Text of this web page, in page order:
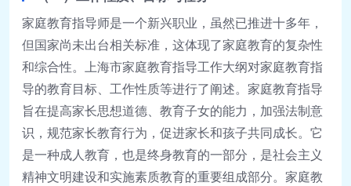
家庭教育指导师是一个新兴职业，虽然已推进十多年，
但国家尚未出台相关标准，这体现了家庭教育的复杂性
和综合性。上海市家庭教育指导工作大纲对家庭教育指
导的教育目标、工作性质等进行了阐述。家庭教育指导
旨在提高家长思想道德、教育子女的能力，加强法制意
识，规范家长教育行为，促进家长和孩子共同成长。它
是一种成人教育，也是终身教育的一部分，是社会主义
精神文明建设和实施素质教育的重要组成部分。家庭教